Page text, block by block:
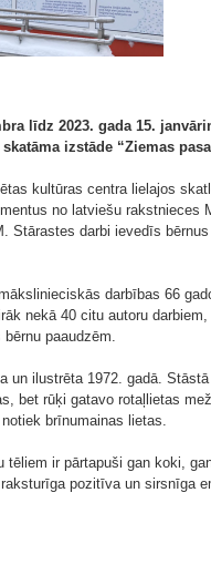
līdz 2023. gada 15.
izstāde “Ziemas
kultūras centra lielajos
no latviešu rakstnieces
Stārastes darbi ievedīs
darbības 66
nekā 40 citu autoru
paaudzēm.
un ilustrēta 1972. gadā.
bet rūķi gatavo rotaļlietas
brīnumainas lietas.
tēliem ir pārtapuši gan koki,
pozitīva un sirsnīga